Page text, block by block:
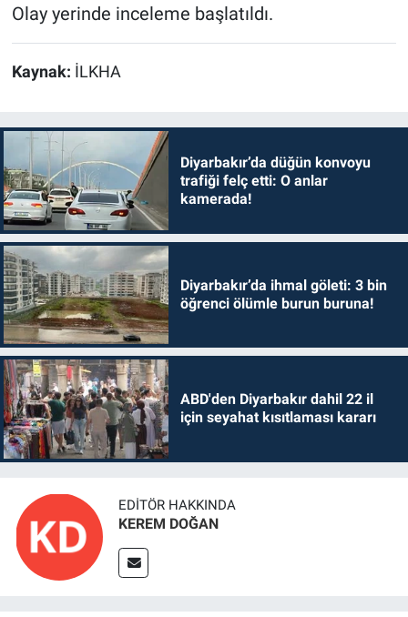
Olay yerinde inceleme başlatıldı.
Kaynak: İLKHA
Diyarbakır’da düğün konvoyu
trafiği felç etti: O anlar
kamerada!
Diyarbakır’da ihmal göleti: 3 bin
öğrenci ölümle burun buruna!
ABD'den Diyarbakır dahil 22 il
için seyahat kısıtlaması kararı
EDITÖR HAKKINDA
KEREM DOĞAN